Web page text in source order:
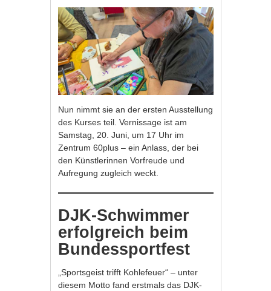
Nun nimmt sie an der ersten Ausstellung
des Kurses teil. Vernissage ist am
Samstag, 20. Juni, um 17 Uhr im
Zentrum 60plus – ein Anlass, der bei
den Künstlerinnen Vorfreude und
Aufregung zugleich weckt.
DJK-Schwimmer
erfolgreich beim
Bundessportfest
„Sportsgeist trifft Kohlefeuer“ – unter
diesem Motto fand erstmals das DJK-